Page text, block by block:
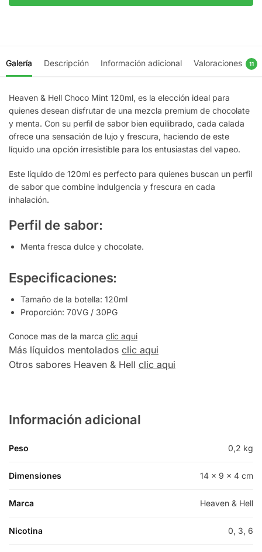
Galería Descripción Información adicional Valoraciones 11
Heaven & Hell Choco Mint 120ml, es la elección ideal para
quienes desean disfrutar de una mezcla premium de chocolate
y menta. Con su perfil de sabor bien equilibrado, cada calada
ofrece una sensación de lujo y frescura, haciendo de este
líquido una opción irresistible para los entusiastas del vapeo.
Este líquido de 120ml es perfecto para quienes buscan un perfil
de sabor que combine indulgencia y frescura en cada
inhalación.
Perfil de sabor:
Menta fresca dulce y chocolate.
Especificaciones:
Tamaño de la botella: 120ml
Proporción: 70VG / 30PG
Conoce mas de la marca clic aqui
Más líquidos mentolados clic aqui
Otros sabores Heaven & Hell clic aqui
Información adicional
Peso 0,2 kg
Dimensiones 14 × 9 × 4 cm
Marca Heaven & Hell
Nicotina 0, 3, 6